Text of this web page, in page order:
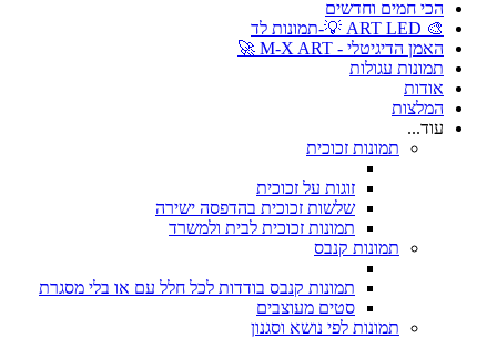
הכי חמים וחדשים
🎨 ART LED 💡-תמונות לד
האמן הדיגיטלי - M-X ART 🚀
תמונות עגולות
אודות
המלצות
עוד...
תמונות זכוכית
זוגות על זכוכית
שלשות זכוכית בהדפסה ישירה
תמונות זכוכית לבית ולמשרד
תמונות קנבס
תמונות קנבס בודדות לכל חלל עם או בלי מסגרת
סטים מעוצבים
תמונות לפי נושא וסגנון